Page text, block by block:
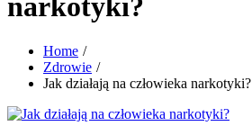
narkotyki?
Home
Zdrowie
Jak działają na człowieka narkotyki?